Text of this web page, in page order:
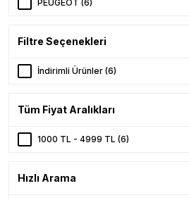
PEUGEOT (6)
Filtre Seçenekleri
İndirimli Ürünler (6)
Tüm Fiyat Aralıkları
1000 TL - 4999 TL (6)
Hızlı Arama